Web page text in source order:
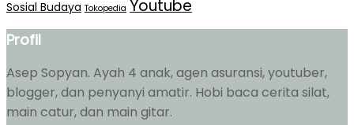
Sosial Budaya Tokopedia Youtube
Profil
Asep Sopyan. Ayah 4 anak, agen asuransi, youtuber,
blogger, dan penyanyi amatir. Hobi baca cerita silat,
main catur, dan main gitar.